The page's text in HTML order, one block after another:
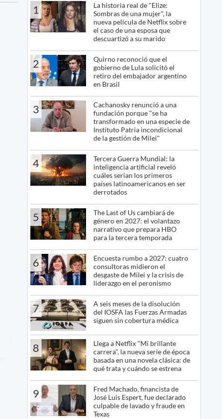
1
La historia real de "Elize:
Sombras de una mujer", la
nueva película de Netflix sobre
el caso de una esposa que
descuartizó a su marido
2
Quirno reconoció que el
gobierno de Lula solicitó el
retiro del embajador argentino
en Brasil
3
Cachanosky renunció a una
fundación porque "se ha
transformado en una especie de
Instituto Patria incondicional
de la gestión de Milei"
4
Tercera Guerra Mundial: la
inteligencia artificial reveló
cuáles serían los primeros
países latinoamericanos en ser
derrotados
5
The Last of Us cambiará de
género en 2027: el volantazo
narrativo que prepara HBO
para la tercera temporada
6
Encuesta rumbo a 2027: cuatro
consultoras midieron el
desgaste de Milei y la crisis de
liderazgo en el peronismo
7
A seis meses de la disolución
del IOSFA las Fuerzas Armadas
siguen sin cobertura médica
8
Llega a Netflix "Mi brillante
carrera", la nueva serie de época
basada en una novela clásica: de
qué trata y cuándo se estrena
9
Fred Machado, financista de
José Luis Espert, fue declarado
culpable de lavado y fraude en
Texas